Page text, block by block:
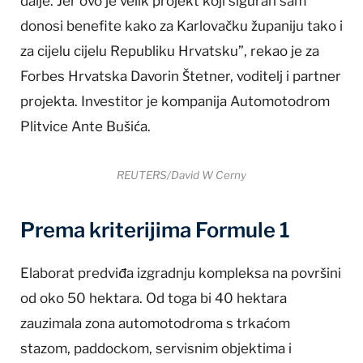
donosi benefite kako za Karlovačku županiju tako i
za cijelu cijelu Republiku Hrvatsku”, rekao je za
Forbes Hrvatska Davorin Štetner, voditelj i partner
projekta. Investitor je kompanija Automotodrom
Plitvice Ante Bušića.
REUTERS/David W Cerny
Prema kriterijima Formule 1
Elaborat predviđa izgradnju kompleksa na površini
od oko 50 hektara. Od toga bi 40 hektara
zauzimala zona automotodroma s trkaćom
stazom, paddockom, servisnim objektima i